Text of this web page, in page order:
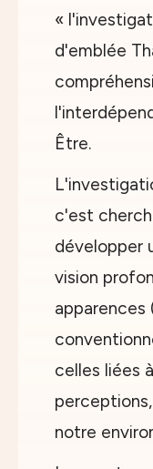
«
d'emblée
Être.
c'est
développer
vision
apparences
celles liées
notre